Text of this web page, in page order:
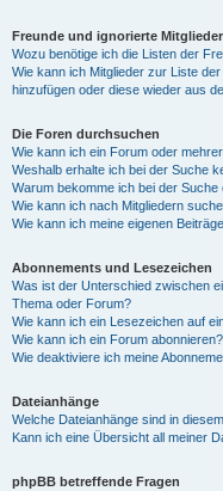
Freunde und ignorierte Mitglieder
Wozu benötige ich die Listen der
Wie kann ich Mitglieder zur Liste
hinzufügen oder diese wieder aus
Die Foren durchsuchen
Wie kann ich ein Forum oder
Weshalb erhalte ich bei der Suche
Warum bekomme ich bei der Suche
Wie kann ich nach Mitgliedern
Wie kann ich meine eigenen
Abonnements und Lesezeichen
Was ist der Unterschied zwischen
Thema oder Forum?
Wie kann ich ein Lesezeichen auf
Wie kann ich ein Forum abonnieren?
Wie deaktiviere ich meine
Dateianhänge
Welche Dateianhänge sind in
Kann ich eine Übersicht all meiner
phpBB betreffende Fragen